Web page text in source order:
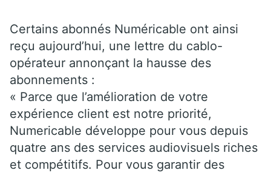
Certains abonnés Numéricable ont ainsi
reçu aujourd’hui, une lettre du cablo-
opérateur annonçant la hausse des
abonnements :
« Parce que l’amélioration de votre
expérience client est notre priorité,
Numericable développe pour vous depuis
quatre ans des services audiovisuels riches
et compétitifs. Pour vous garantir des